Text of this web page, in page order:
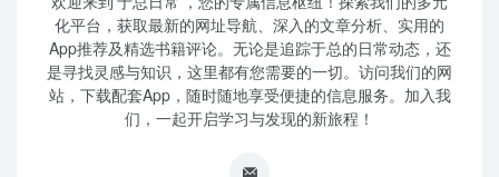
化平台，获取最新的网址导航、深入的文章分析、实用的
App推荐及精选书籍评论。无论是追踪于总的日常动态，还
是寻找灵感与知识，这里都有您需要的一切。访问我们的网
站，下载配套App，随时随地享受便捷的信息服务。加入我
们，一起开启学习与发现的新旅程！